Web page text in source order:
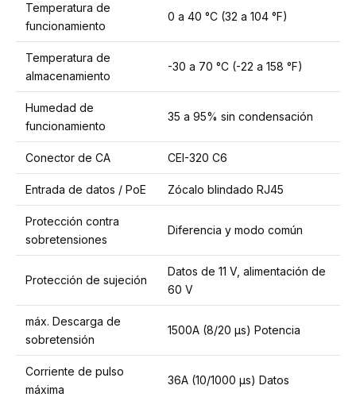
Temperatura de
funcionamiento
0 a 40 °C (32 a 104 °F)
Temperatura de
almacenamiento
-30 a 70 °C (-22 a 158 °F)
Humedad de
funcionamiento
35 a 95% sin condensación
Conector de CA CEI-320 C6
Entrada de datos / PoE Zócalo blindado RJ45
Protección contra
sobretensiones
Diferencia y modo común
Protección de sujeción
Datos de 11 V, alimentación de
60 V
máx. Descarga de
sobretensión
1500A (8/20 μs) Potencia
Corriente de pulso
máxima
36A (10/1000 μs) Datos